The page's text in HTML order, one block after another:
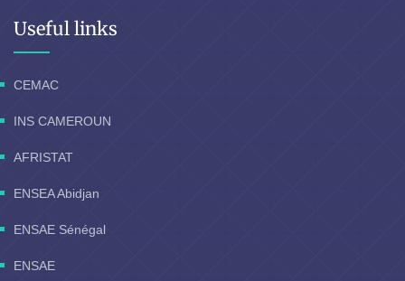
Useful links
CEMAC
INS CAMEROUN
AFRISTAT
ENSEA Abidjan
ENSAE Sénégal
ENSAE